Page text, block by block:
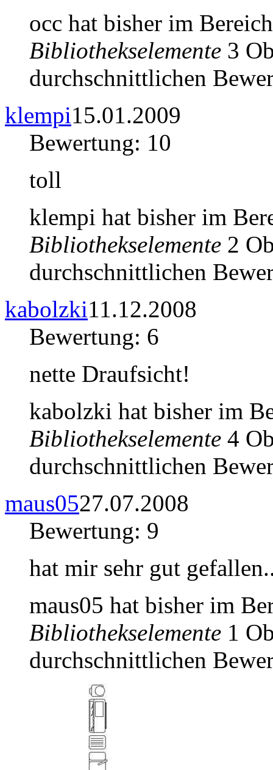
occ hat bisher im
Bibliothekselemente 3
durchschnittlichen
klempi15.01.2009
Bewertung: 10
toll
klempi hat bisher im
Bibliothekselemente 2
durchschnittlichen
kabolzki11.12.2008
Bewertung: 6
nette Draufsicht!
kabolzki hat bisher im
Bibliothekselemente 4
durchschnittlichen
maus0527.07.2008
Bewertung: 9
hat mir sehr gut
maus05 hat bisher im
Bibliothekselemente 1
durchschnittlichen